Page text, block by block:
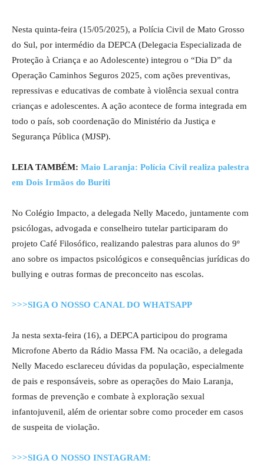
Nesta quinta-feira (15/05/2025), a Polícia Civil de Mato Grosso
do Sul, por intermédio da DEPCA (Delegacia Especializada de
Proteção à Criança e ao Adolescente) integrou o “Dia D” da
Operação Caminhos Seguros 2025, com ações preventivas,
repressivas e educativas de combate à violência sexual contra
crianças e adolescentes. A ação acontece de forma integrada em
todo o país, sob coordenação do Ministério da Justiça e
Segurança Pública (MJSP).
LEIA TAMBÉM: Maio Laranja: Polícia Civil realiza palestra
em Dois Irmãos do Buriti
No Colégio Impacto, a delegada Nelly Macedo, juntamente com
psicólogas, advogada e conselheiro tutelar participaram do
projeto Café Filosófico, realizando palestras para alunos do 9º
ano sobre os impactos psicológicos e consequências jurídicas do
bullying e outras formas de preconceito nas escolas.
>>>SIGA O NOSSO CANAL DO WHATSAPP
Ja nesta sexta-feira (16), a DEPCA participou do programa
Microfone Aberto da Rádio Massa FM. Na ocacião, a delegada
Nelly Macedo esclareceu dúvidas da população, especialmente
de pais e responsáveis, sobre as operações do Maio Laranja,
formas de prevenção e combate à exploração sexual
infantojuvenil, além de orientar sobre como proceder em casos
de suspeita de violação.
>>>SIGA O NOSSO INSTAGRAM: